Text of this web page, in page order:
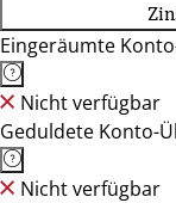
Eingeräumte
Nicht verfügbar
Geduldete Konto-
Nicht verfügbar